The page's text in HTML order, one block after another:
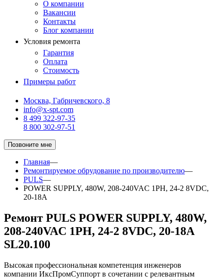
О компании
Вакансии
Контакты
Блог компании
Условия ремонта
Гарантия
Оплата
Стоимость
Примеры работ
Москва, Габричевского, 8
info@x-spt.com
8 499 322-97-35
8 800 302-97-51
Позвоните мне
Главная—
Ремонтируемое обрудование по производителю—
PULS—
POWER SUPPLY, 480W, 208-240VAC 1PH, 24-2 8VDC,
20-18A
Ремонт PULS POWER SUPPLY, 480W,
208-240VAC 1PH, 24-2 8VDC, 20-18A
SL20.100
Высокая профессиональная компетенция инженеров
компании ИксПромСуппорт в сочетании с релевантным